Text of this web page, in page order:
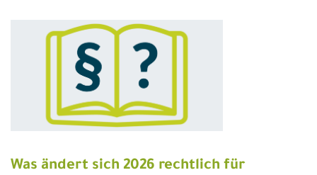
Was ändert sich 2026 rechtlich für